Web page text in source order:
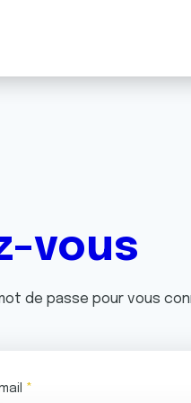
vous
de passe pour vous